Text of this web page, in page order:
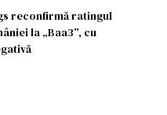
reconfirmă ratingul
la „Baa3”, cu